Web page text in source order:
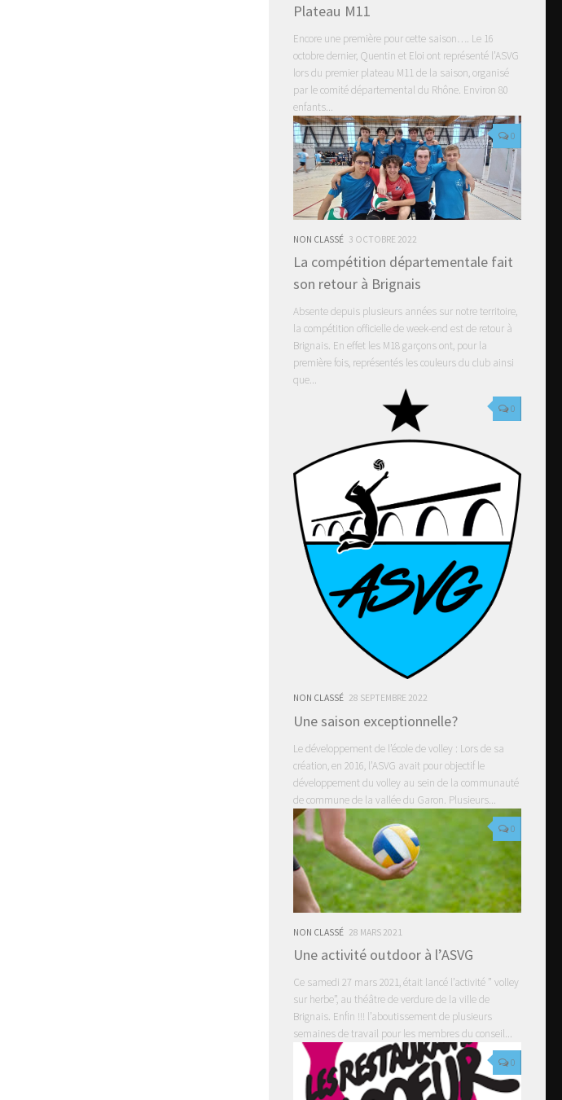
Plateau M11
Encore une première pour cette saison…. Le 16
octobre dernier, Quentin et Eloi ont représenté l’ASVG
lors du premier plateau M11 de la saison, organisé
par le comité départemental du Rhône. Environ 80
enfants...
0
NON CLASSÉ 3 OCTOBRE 2022
La compétition départementale fait
son retour à Brignais
Absente depuis plusieurs années sur notre territoire,
la compétition officielle de week-end est de retour à
Brignais. En effet les M18 garçons ont, pour la
première fois, représentés les couleurs du club ainsi
que...
0
NON CLASSÉ 28 SEPTEMBRE 2022
Une saison exceptionnelle?
Le développement de l’école de volley : Lors de sa
création, en 2016, l’ASVG avait pour objectif le
développement du volley au sein de la communauté
de commune de la vallée du Garon. Plusieurs...
0
NON CLASSÉ 28 MARS 2021
Une activité outdoor à l’ASVG
Ce samedi 27 mars 2021, était lancé l’activité ” volley
sur herbe”, au théâtre de verdure de la ville de
Brignais. Enfin !!! l’aboutissement de plusieurs
semaines de travail pour les membres du conseil...
0